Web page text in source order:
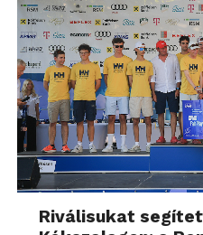
Riválisukat